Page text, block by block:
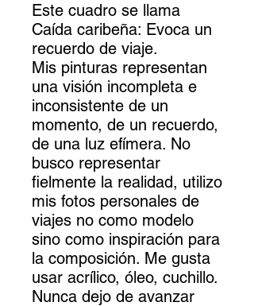
Este cuadro se llama
Caída caribeña: Evoca un
recuerdo de viaje.
Mis pinturas representan
una visión incompleta e
inconsistente de un
momento, de un recuerdo,
de una luz efímera. No
busco representar
fielmente la realidad, utilizo
mis fotos personales de
viajes no como modelo
sino como inspiración para
la composición. Me gusta
usar acrílico, óleo, cuchillo.
Nunca dejo de avanzar